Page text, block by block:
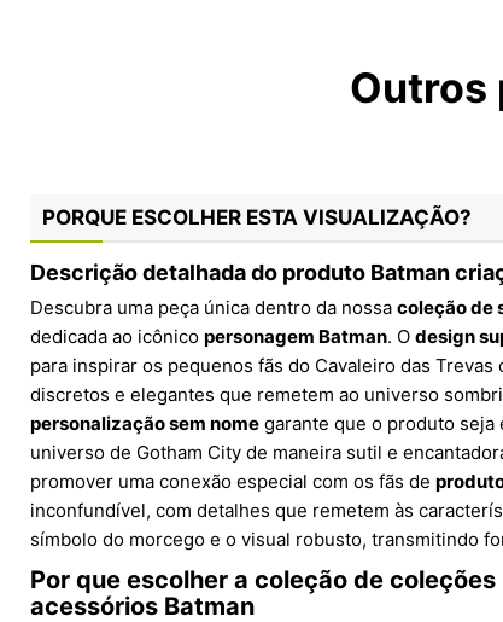
Outros
PORQUE ESCOLHER ESTA VISUALIZAÇÃO?
Descrição detalhada do produto Batman
Descubra uma peça única dentro da nossa coleção de
dedicada ao icônico personagem Batman. O design
para inspirar os pequenos fãs do Cavaleiro das
discretos e elegantes que remetem ao universo
personalização sem nome garante que o produto
universo de Gotham City de maneira sutil e
promover uma conexão especial com os fãs de
inconfundível, com detalhes que remetem às
símbolo do morcego e o visual robusto, transmitindo
Por que escolher a coleção de coleções
acessórios Batman